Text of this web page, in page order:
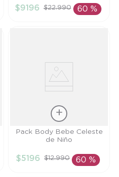
AÑADIR AL
$9196 $22.990 60 %
Talla
AÑADIR AL
Pack Body Bebe Celeste
de Niño
$5196 $12.990 60 %